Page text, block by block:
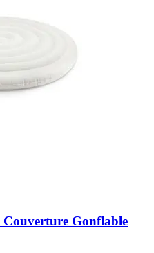
Couverture Gonflable